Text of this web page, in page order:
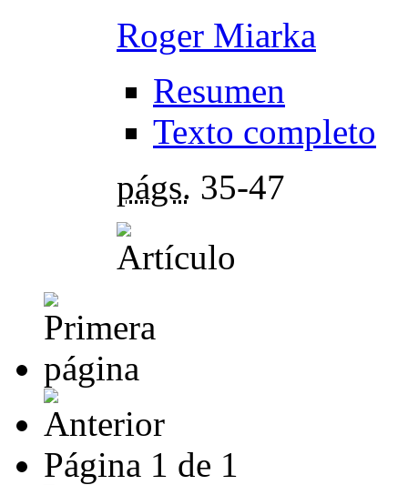
Roger Miarka
Resumen
Texto completo
págs. 35-47
Página 1 de 1